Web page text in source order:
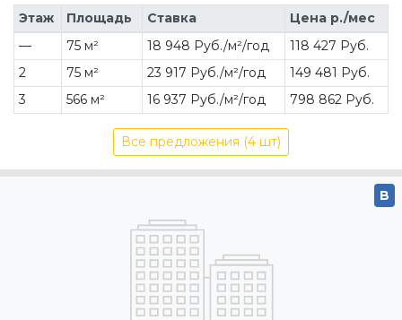
Этаж Площадь Ставка
Цена р./мес
—
75 м² 18 948 Руб./м²/год
118 427 Руб.
2
75 м² 23 917 Руб./м²/год
149 481 Руб.
3
566 м² 16 937 Руб./м²/год 798 862 Руб.
Все предложения (4 шт)
B